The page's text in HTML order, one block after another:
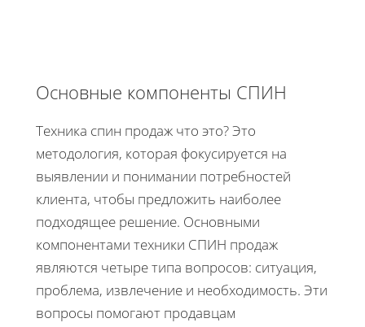
Основные компоненты СПИН
Техника спин продаж что это? Это
методология, которая фокусируется на
выявлении и понимании потребностей
клиента, чтобы предложить наиболее
подходящее решение. Основными
компонентами техники СПИН продаж
являются четыре типа вопросов: ситуация,
проблема, извлечение и необходимость. Эти
вопросы помогают продавцам